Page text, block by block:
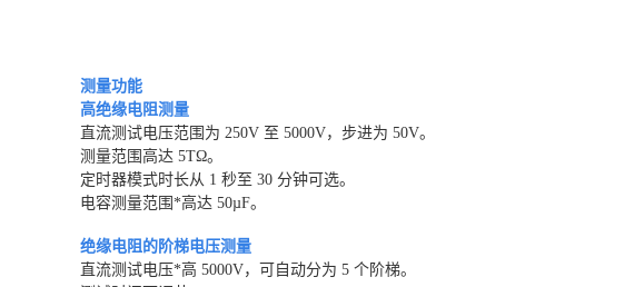
测量功能
高绝缘电阻测量
直流测试电压范围为 250V 至 5000V，步进为 50V。
测量范围高达 5TΩ。
定时器模式时长从 1 秒至 30 分钟可选。
电容测量范围*高达 50µF。
绝缘电阻的阶梯电压测量
直流测试电压*高 5000V，可自动分为 5 个阶梯。